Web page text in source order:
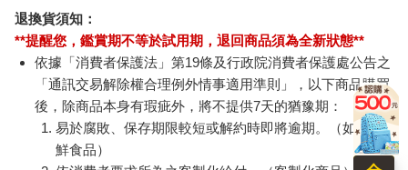
川式口音。海源已經聽不懂純上海話了，但瞿順卿的心意兒子懂
了。
但究竟是哪個學者名家字跡模糊不太可考，隔了幾十年繕打員只
好謄寫為〇〇，到搜尋引擎再查，找到歐洲學者的父親是皮匠的
有康德，但那是德國。
無論如何我們都懂了，士官長是有眼界的，有匠人尊嚴的。瞿順
卿每日叮叮噹噹敲醒子女清晨迷朧之夢時，心裡也是有夢的。二
兒子被那夢拉牽著影響著，拚進了臺大。只是在臺大，世界不是
退換貨須知：
**提醒您，鑑賞期不等於試用期，退回商品須為全新狀態**
依據「消費者保護法」第19條及行政院消費者保護處公告之
「通訊交易解除權合理例外情事適用準則」，以下商品購買
後，除商品本身有瑕疵外，將不提供7天的猶豫期：
易於腐敗、保存期限較短或解約時即將逾期。（如：生
鮮食品）